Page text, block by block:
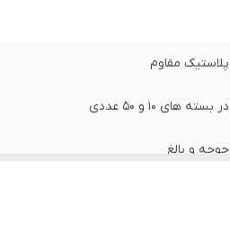
پلاستیک مقاوم
در بسته های 10 و 50 عددی
جوجه و بالغ